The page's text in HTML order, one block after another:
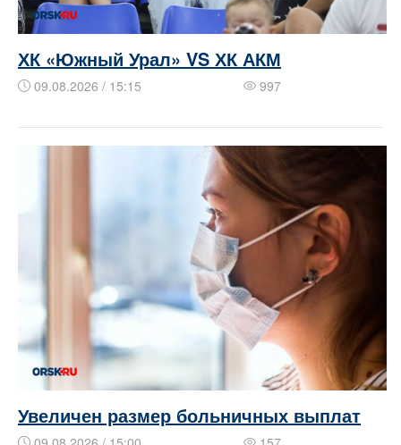
ХК «Южный Урал» VS ХК АКМ
09.08.2026 / 15:15 997
Увеличен размер больничных выплат